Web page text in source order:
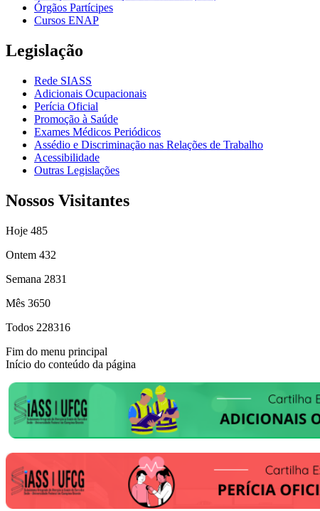
Órgãos Partícipes
Cursos ENAP
Legislação
Rede SIASS
Adicionais Ocupacionais
Perícia Oficial
Promoção à Saúde
Exames Médicos Periódicos
Assédio e Discriminação nas Relações de Trabalho
Acessibilidade
Outras Legislações
Nossos Visitantes
Hoje 485
Ontem 432
Semana 2831
Mês 3650
Todos 228316
Fim do menu principal
Início do conteúdo da página